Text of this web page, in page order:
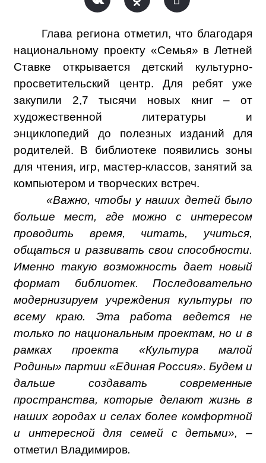
Глава региона отметил, что благодаря
национальному проекту «Семья» в Летней
Ставке открывается детский культурно-
просветительский центр. Для ребят уже
закупили 2,7 тысячи новых книг – от
художественной литературы и
энциклопедий до полезных изданий для
родителей. В библиотеке появились зоны
для чтения, игр, мастер-классов, занятий за
компьютером и творческих встреч.
«Важно, чтобы у наших детей было
больше мест, где можно с интересом
проводить время, читать, учиться,
общаться и развивать свои способности.
Именно такую возможность дает новый
формат библиотек. Последовательно
модернизируем учреждения культуры по
всему краю. Эта работа ведется не
только по национальным проектам, но и в
рамках проекта «Культура малой
Родины» партии «Единая Россия». Будем и
дальше создавать современные
пространства, которые делают жизнь в
наших городах и селах более комфортной
и интересной для семей с детьми», –
отметил Владимиров.